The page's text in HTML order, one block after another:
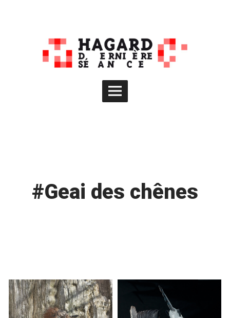
Main
#Geai des chênes